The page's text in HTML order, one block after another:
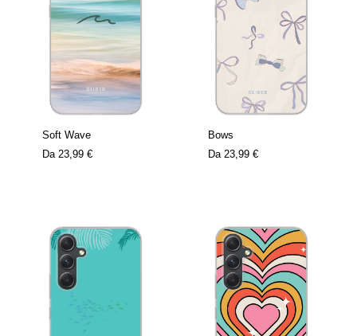
Soft Wave
Da 23,99 €
Bows
Da 23,99 €